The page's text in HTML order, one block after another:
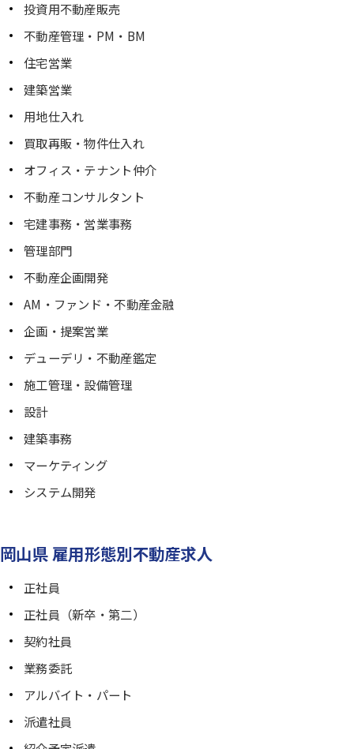
投資用不動産販売
不動産管理・PM・BM
住宅営業
建築営業
用地仕入れ
買取再販・物件仕入れ
オフィス・テナント仲介
不動産コンサルタント
宅建事務・営業事務
管理部門
不動産企画開発
AM・ファンド・不動産金融
企画・提案営業
デューデリ・不動産鑑定
施工管理・設備管理
設計
建築事務
マーケティング
システム開発
岡山県 雇用形態別不動産求人
正社員
正社員（新卒・第二）
契約社員
業務委託
アルバイト・パート
派遣社員